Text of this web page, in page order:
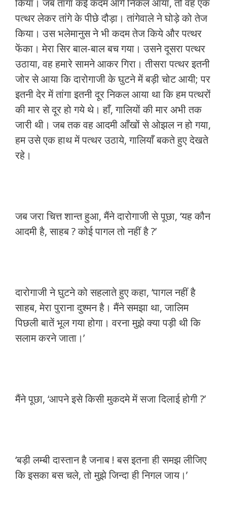
किया। जब तांगा कई कदम आगे निकल आया, तो वह एक
पत्थर लेकर तांगे के पीछे दौड़ा। तांगेवाले ने घोड़े को तेज
किया। उस भलेमानुस ने भी कदम तेज किये और पत्थर
फेंका। मेरा सिर बाल-बाल बच गया। उसने दूसरा पत्थर
उठाया, वह हमारे सामने आकर गिरा। तीसरा पत्थर इतनी
जोर से आया कि दारोगाजी के घुटने में बड़ी चोट आयी; पर
इतनी देर में तांगा इतनी दूर निकल आया था कि हम पत्थरों
की मार से दूर हो गये थे। हाँ, गालियों की मार अभी तक
जारी थी। जब तक वह आदमी आँखों से ओझल न हो गया,
हम उसे एक हाथ में पत्थर उठाये, गालियाँ बकते हुए देखते
रहे।
जब जरा चित्त शान्त हुआ, मैंने दारोगाजी से पूछा, ‘यह कौन
आदमी है, साहब ? कोई पागल तो नहीं है ?’
दारोगाजी ने घुटने को सहलाते हुए कहा, ‘पागल नहीं है
साहब, मेरा पुराना दुश्मन है। मैंने समझा था, जालिम
पिछली बातें भूल गया होगा। वरना मुझे क्या पड़ी थी कि
सलाम करने जाता।’
मैंने पूछा, ‘आपने इसे किसी मुकदमे में सजा दिलाई होगी ?’
‘बड़ी लम्बी दास्तान है जनाब ! बस इतना ही समझ लीजिए
कि इसका बस चले, तो मुझे जिन्दा ही निगल जाय।’